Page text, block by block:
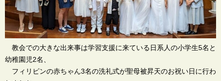
教会での大きな出来事は学習支援に来ている日系人の小学生5名と
幼稚園児2名、
フィリピンの赤ちゃん3名の洗礼式が聖母被昇天のお祝い日に行わ